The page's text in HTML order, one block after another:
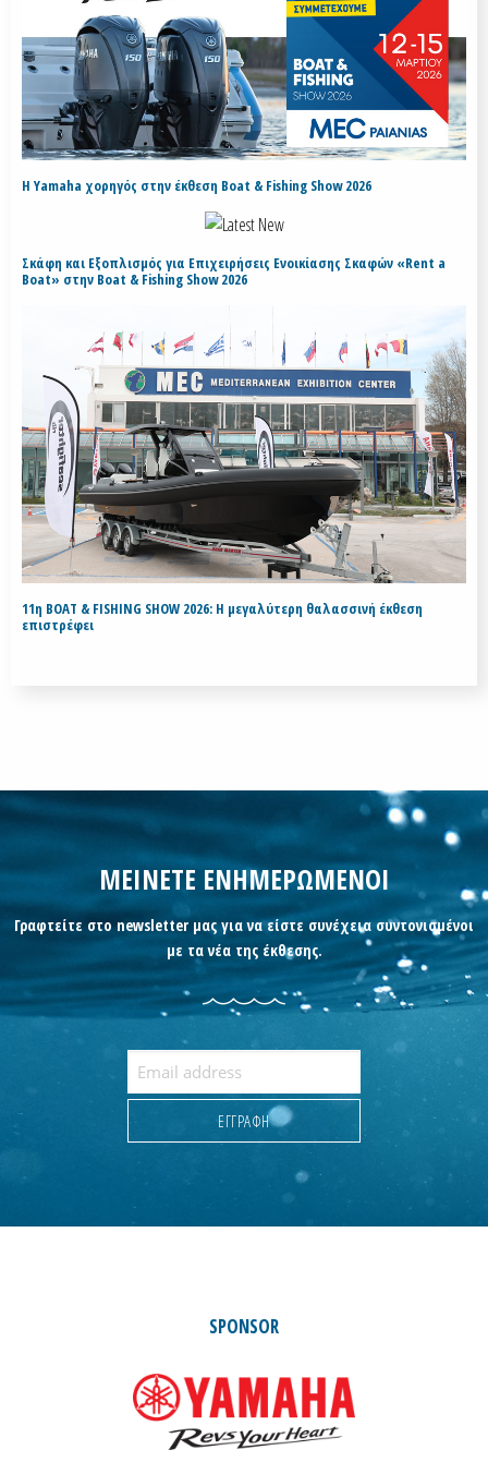
H Yamaha χορηγός στην έκθεση Boat & Fishing Show 2026
Σκάφη και Εξοπλισμός για Επιχειρήσεις Ενοικίασης Σκαφών «Rent a
Boat» στην Boat & Fishing Show 2026
11η BOAT & FISHING SHOW 2026: Η μεγαλύτερη θαλασσινή έκθεση
επιστρέφει
ΜΕΙΝΕΤΕ ΕΝΗΜΕΡΩΜΕΝΟΙ
Γραφτείτε στο newsletter μας για να είστε συνέχεια συντονισμένοι
με τα νέα της έκθεσης.
SPONSOR